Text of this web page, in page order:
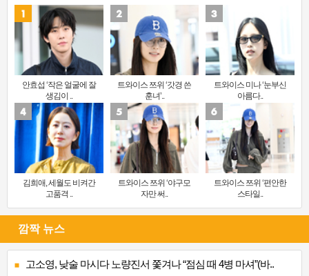
안효섭 ‘작은 얼굴에 잘
생김이 ..
트와이스 쯔위 ‘갓경 쓴
훈녀’..
트와이스 미나 ‘눈부신
아름다..
김희애, 세월도 비켜간
고품격 ..
트와이스 쯔위 ‘야구모
자만 써..
트와이스 쯔위 ‘편안한
스타일..
깜짝 뉴스
고소영, 낮술 마시다 노량진서 쫓겨나 “점심 때 4병 마셔”(바..